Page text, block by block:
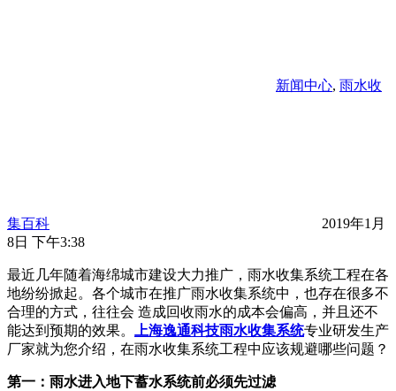
新闻中心, 雨水收
集百科
2019年1月
8日 下午3:38
最近几年随着海绵城市建设大力推广，雨水收集系统工程在各
地纷纷掀起。各个城市在推广雨水收集系统中，也存在很多不
合理的方式，往往会 造成回收雨水的成本会偏高，并且还不
能达到预期的效果。
上海逸通科技雨水收集系统专业研发生产
厂家就为您介绍，在雨水收集系统工程中应该规避哪些问题？
第一：雨水进入地下蓄水系统前必须先过滤